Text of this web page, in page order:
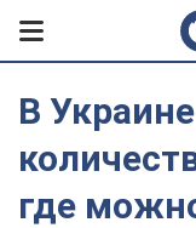
В
где